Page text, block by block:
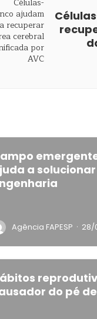
a
Agência FAPESP · 28/
do pé